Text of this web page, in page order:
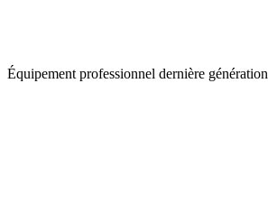
Équipement professionnel dernière génération